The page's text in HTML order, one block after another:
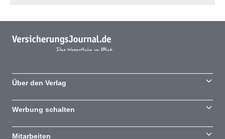
Über den Verlag
Werbung schalten
Mitarbeiten